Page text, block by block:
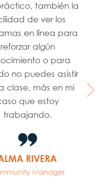
también la
de ver los
en línea para
reforzar algún
o para
no puedes asistir
clase, más en mi
que estoy
trabajando.
RIVERA
Manager